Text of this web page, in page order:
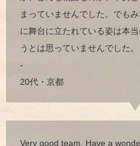
まっていませんでした。でも
に舞台に立たれている姿は本
うとは思っていませんでした。
-
20代・京都
Very good team. Have a